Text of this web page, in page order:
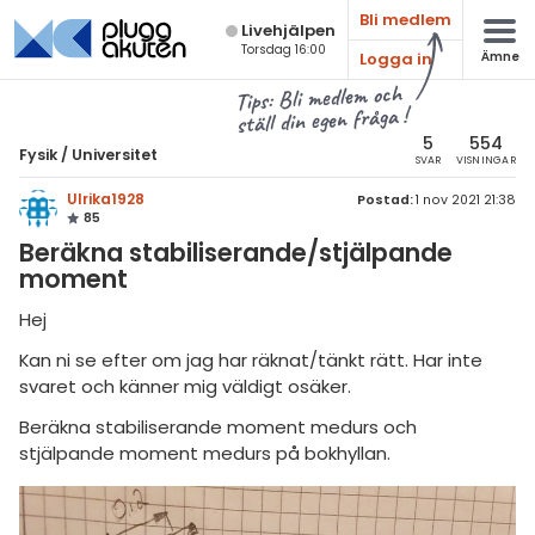
Live­hjälpen
Torsdag 16:00
Bli medlem
Logga in
Ämne
Tips: Bli medlem och
ställ din egen fråga !
Fysik / Universitet 5
SVAR
554
VISNINGAR
Ulrika1928
85
Postad:1 nov 2021 21:38
Beräkna stabiliserande/stjälpande
moment
Hej
Kan ni se efter om jag har räknat/tänkt rätt. Har inte
svaret och känner mig väldigt osäker.
Beräkna stabiliserande moment medurs och
stjälpande moment medurs på bokhyllan.
Alla ämnen
Fysik
Alla trådar
Fysik 1
Universitet
MaFy (fysikdelen)
Allmänna diskussioner
Livehjälpen
& Bygg
språk